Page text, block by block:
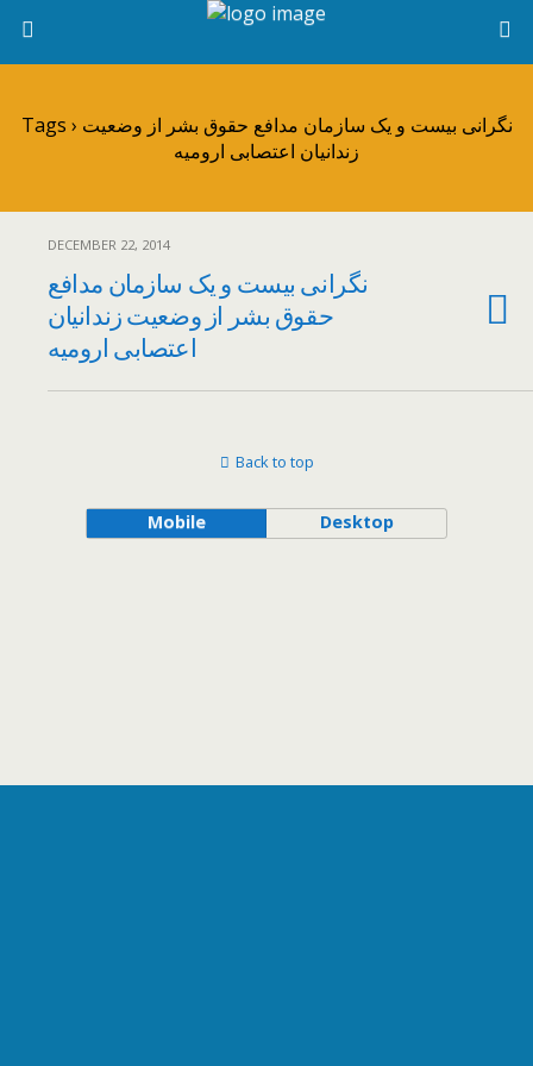
Tags › نگرانی بیست و یک سازمان مدافع حقوق بشر از وضعیت
زندانیان اعتصابی ارومیه
DECEMBER 22, 2014
نگرانی بیست و یک سازمان مدافع
حقوق بشر از وضعیت زندانیان
اعتصابی ارومیه
Back to top
Mobile Desktop